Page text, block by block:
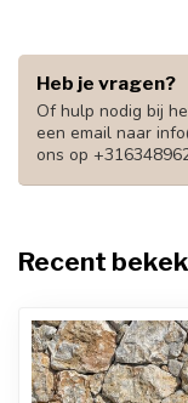
Heb je vragen?
Of hulp nodig bij
een email naar
ons op
Recent